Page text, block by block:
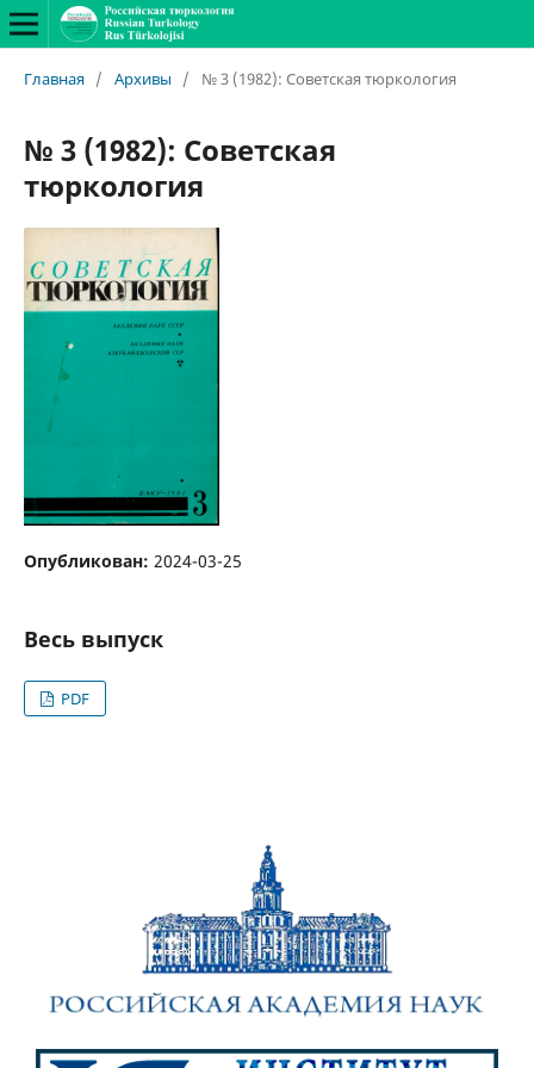
Главная / Архивы / № 3 (1982): Советская тюркология
№ 3 (1982): Советская
тюркология
Опубликован: 2024-03-25
Весь выпуск
PDF